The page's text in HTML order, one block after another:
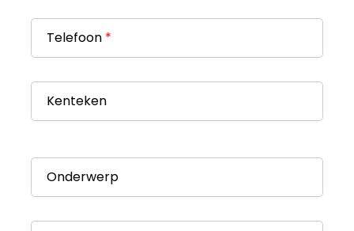
Telefoon *
Kenteken
Onderwerp